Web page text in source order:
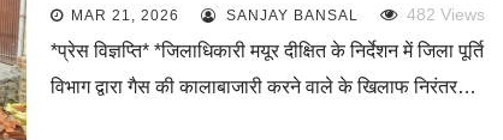
MAR 21, 2026 SANJAY BANSAL 482 Views
*प्रेस विज्ञप्ति* *जिलाधिकारी मयूर दीक्षित के निर्देशन में जिला पूर्ति
विभाग द्वारा गैस की कालाबाजारी करने वाले के खिलाफ निरंतर…